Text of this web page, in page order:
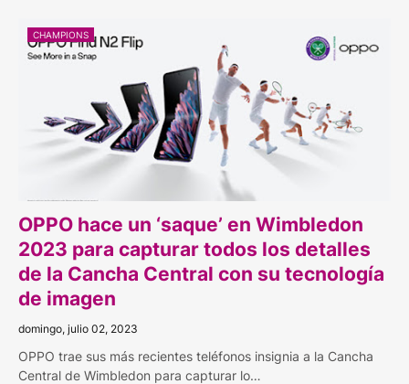
CHAMPIONS
OPPO hace un ‘saque’ en Wimbledon
2023 para capturar todos los detalles
de la Cancha Central con su tecnología
de imagen
domingo, julio 02, 2023
OPPO trae sus más recientes teléfonos insignia a la Cancha
Central de Wimbledon para capturar lo…